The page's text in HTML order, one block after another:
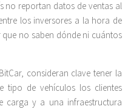
no reportan datos de ventas al
los inversores a la hora de
no saben dónde ni cuántos
consideran clave tener la
tipo de vehículos los clientes
carga y a una infraestructura